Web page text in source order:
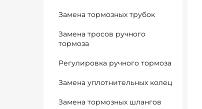
Замена тормозных трубок
Замена тросов ручного
тормоза
Регулировка ручного тормоза
Замена уплотнительных колец
Замена тормозных шлангов